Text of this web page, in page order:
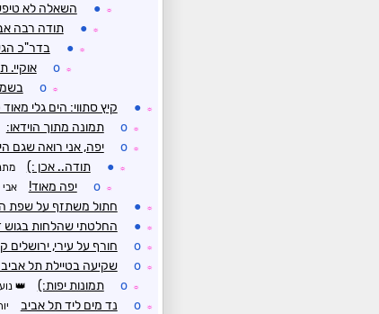
☼
● השאלה לא
☼
● תודה רבה
☼
● בדר"כ
☼
o אוקיי.
☼
o
☼
● קיץ סתווי: הים גלי
☼
o תמונה מתוך הוידאו:
☼
o יפה, אני רואה שגם
☼
● תודה.. אכן :)
☼
o יפה מאוד!
☼
● חתול משתזף על שפת
☼
● החלטתי שהלחות בגוש
☼
o חורף על עירי, ירושלים
☼
o שקיעה בטיילת תל
☼
o תמונות יפות:)
☼
o נד מים ליד תל אביב